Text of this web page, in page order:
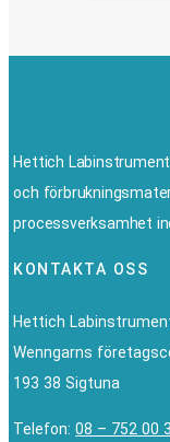
Hettich
och
processverksamhet
KONTAKTA OSS
Hettich
Wenngarns
193 38 Sigtuna
Telefon:08 – 752 00